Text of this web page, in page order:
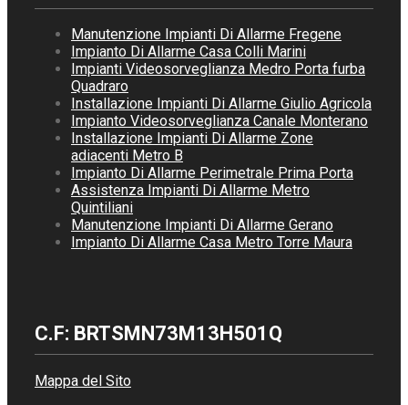
Manutenzione Impianti Di Allarme Fregene
Impianto Di Allarme Casa Colli Marini
Impianti Videosorveglianza Medro Porta furba
Quadraro
Installazione Impianti Di Allarme Giulio Agricola
Impianto Videosorveglianza Canale Monterano
Installazione Impianti Di Allarme Zone
adiacenti Metro B
Impianto Di Allarme Perimetrale Prima Porta
Assistenza Impianti Di Allarme Metro
Quintiliani
Manutenzione Impianti Di Allarme Gerano
Impianto Di Allarme Casa Metro Torre Maura
C.F: BRTSMN73M13H501Q
Mappa del Sito